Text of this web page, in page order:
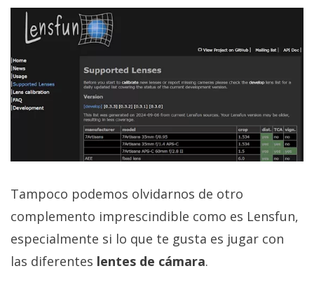
Tampoco podemos olvidarnos de otro
complemento imprescindible como es Lensfun,
especialmente si lo que te gusta es jugar con
las diferentes lentes de cámara.